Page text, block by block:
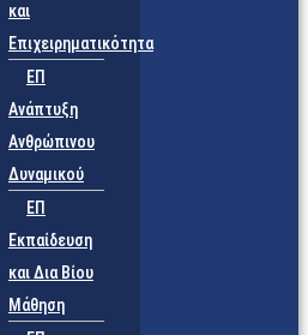
και
Επιχειρηματικότητα
ΕΠ
Ανάπτυξη
Ανθρώπινου
Δυναμικού
ΕΠ
Εκπαίδευση
και Δια Βίου
Μάθηση